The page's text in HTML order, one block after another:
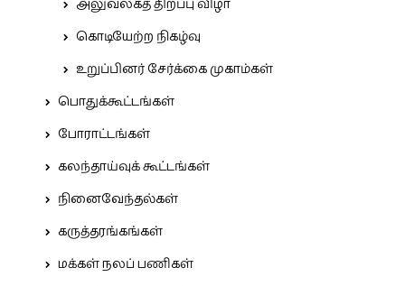
அலுவலகத் திறப்பு விழா
கொடியேற்ற நிகழ்வு
உறுப்பினர் சேர்க்கை முகாம்கள்
பொதுக்கூட்டங்கள்
போராட்டங்கள்
கலந்தாய்வுக் கூட்டங்கள்
நினைவேந்தல்கள்
கருத்தரங்கங்கள்
மக்கள் நலப் பணிகள்